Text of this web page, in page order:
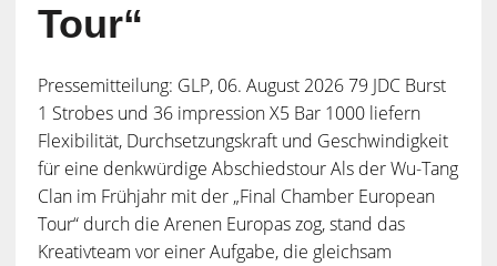
Tour“
Pressemitteilung: GLP, 06. August 2026 79 JDC Burst
1 Strobes und 36 impression X5 Bar 1000 liefern
Flexibilität, Durchsetzungskraft und Geschwindigkeit
für eine denkwürdige Abschiedstour Als der Wu-Tang
Clan im Frühjahr mit der „Final Chamber European
Tour“ durch die Arenen Europas zog, stand das
Kreativteam vor einer Aufgabe, die gleichsam